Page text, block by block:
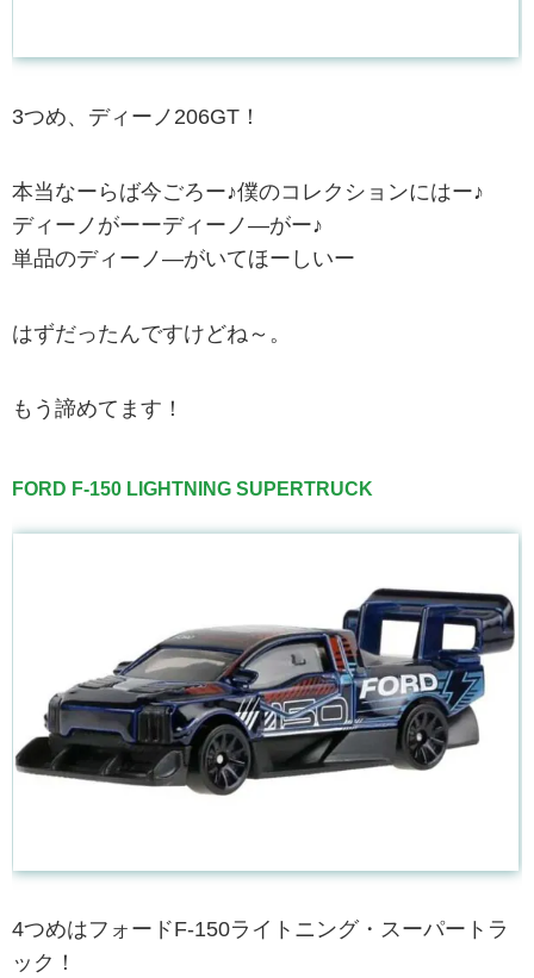
3つめ、ディーノ206GT！
本当なーらば今ごろー♪僕のコレクションにはー♪
ディーノがーーディーノ―がー♪
単品のディーノ―がいてほーしいー
はずだったんですけどね～。
もう諦めてます！
FORD F-150 LIGHTNING SUPERTRUCK
4つめはフォードF-150ライトニング・スーパートラ
ック！